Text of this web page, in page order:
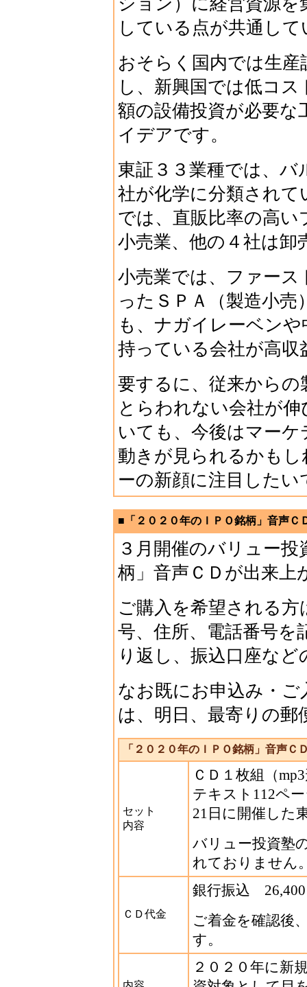
している点が共通し
おそらく国内では生
し、新興国では低コ
額の設備投資が必要
イデアです。
東証３３業種では、バ
社が化学に分類され
では、直販比率の高
小売業、他の４社は卸
小売業では、ファー
ったＳＰＡ（製造小
も、ナガイレーベン
持っている会社が高
要するに、従来からの
とらわれない会社が
いても、今後はマー
動きが見られるかも
ーの新顔に注目したい
■「２０２０年のＩＰＯ銘柄」音声Ｃ
３月開催のバリュー
柄」音声ＣＤが出来上
ご購入を希望される方
号、住所、電話番号を
り返し、振込口座な
なお既にお申込み・
は、明日、最寄りの郵
「２０２０年のＩＰＯ銘柄」音声Ｃ
セット
内容
ＣＤ１枚組（
テキスト112ペ
21日に開催した
バリュー投資塾
れておりません
ＣＤ代金
銀行振込
ご着金を確認後
す。
２０２０年に新